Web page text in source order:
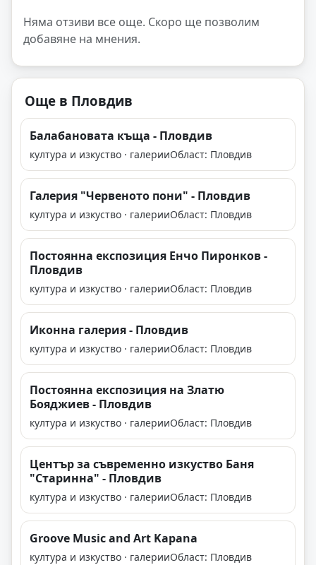
Няма отзиви все още. Скоро ще позволим
добавяне на мнения.
Още в Пловдив
Балабановата къща - Пловдив
култура и изкуство · галерииОбласт: Пловдив
Галерия "Червеното пони" - Пловдив
култура и изкуство · галерииОбласт: Пловдив
Постоянна експозиция Енчо Пиронков -
Пловдив
култура и изкуство · галерииОбласт: Пловдив
Иконна галерия - Пловдив
култура и изкуство · галерииОбласт: Пловдив
Постоянна експозиция на Златю
Бояджиев - Пловдив
култура и изкуство · галерииОбласт: Пловдив
Център за съвременно изкуство Баня
"Старинна" - Пловдив
култура и изкуство · галерииОбласт: Пловдив
Groove Music and Art Kapana
култура и изкуство · галерииОбласт: Пловдив